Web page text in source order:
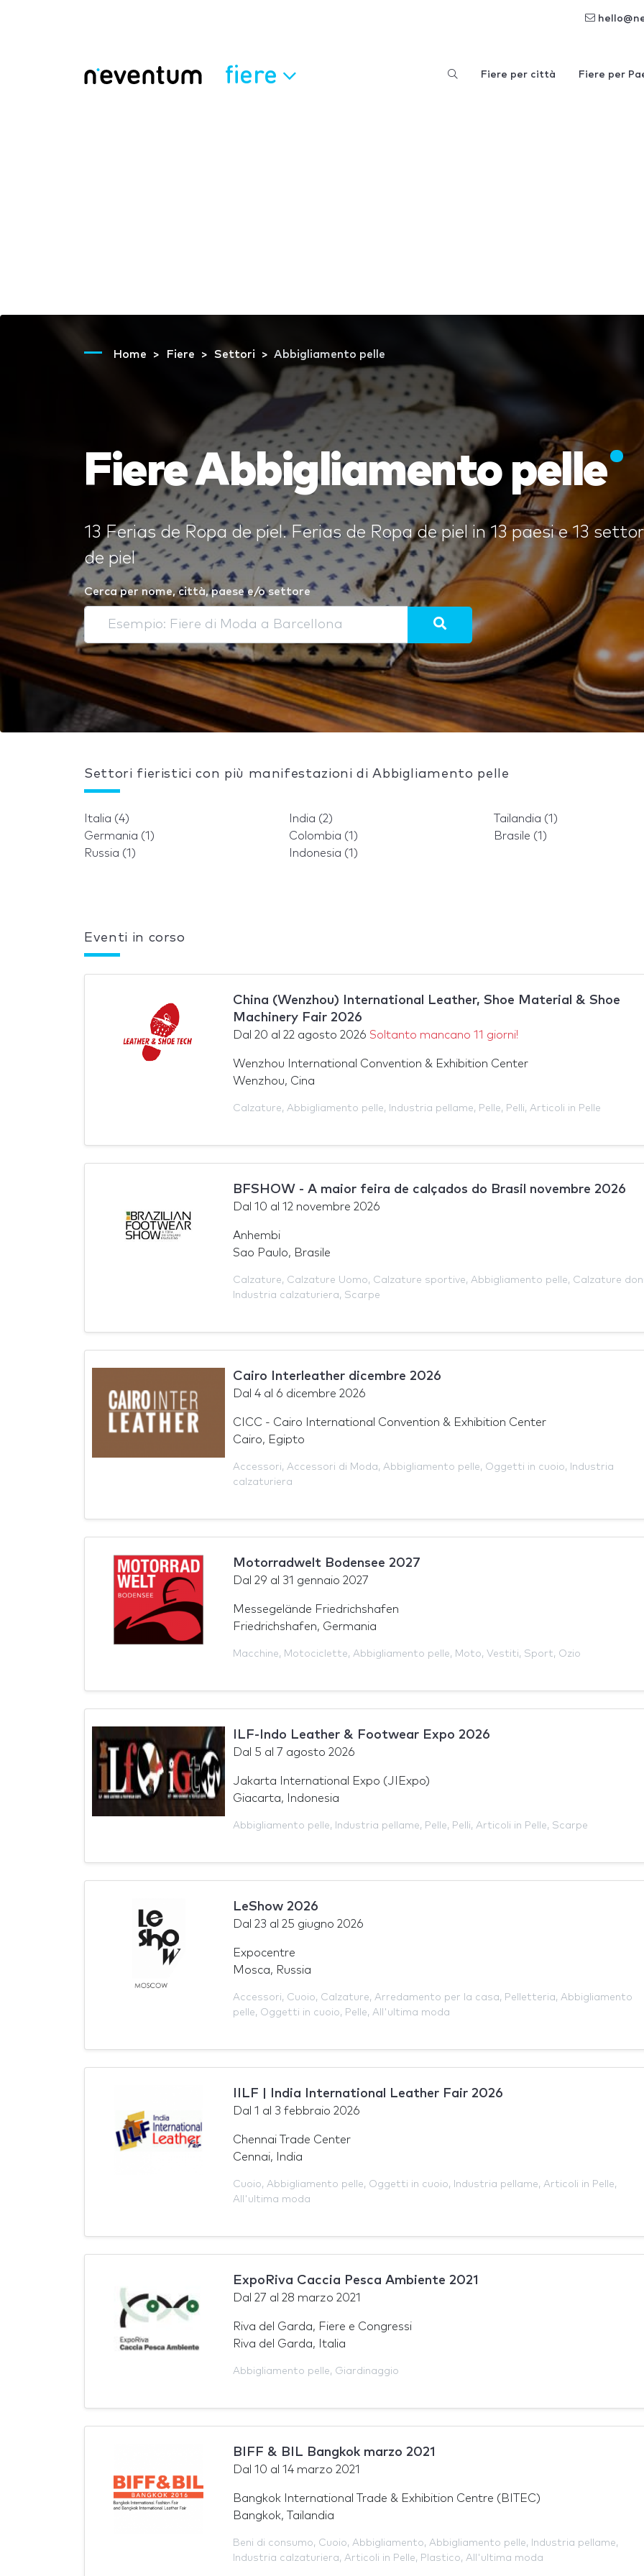
fiere Fiere per città Fiere per
Home Fiere Settori Abbigliamento pelle
Fiere Abbigliamento pelle
13 Ferias de Ropa de piel. Ferias de Ropa de piel in 13 paesi e 13
de piel
Cerca per nome, città, paese e/o settore
Settori fieristici con più manifestazioni di Abbigliamento pelle
Italia (4) India (2) Tailandia (1)
Germania (1)
Colombia (1) Brasile (1)
Russia (1)
Indonesia (1)
Eventi in corso
China (Wenzhou) International Leather, Shoe Material & Shoe
Machinery Fair 2026
Dal 20 al 22 agosto 2026 Soltanto mancano 11 giorni!
Wenzhou International Convention & Exhibition Center
Wenzhou, Cina
Calzature, Abbigliamento pelle, Industria pellame, Pelle, Pelli, Articoli in Pelle
BFSHOW - A maior feira de calçados do Brasil novembre 2026
Dal 10 al 12 novembre 2026
Anhembi
Sao Paulo, Brasile
Calzature, Calzature Uomo, Calzature sportive, Abbigliamento pelle, Calzature
Industria calzaturiera, Scarpe
Cairo Interleather dicembre 2026
Dal 4al 6 dicembre 2026
CICC - Cairo International Convention & Exhibition Center
Cairo, Egipto
Accessori, Accessori di Moda, Abbigliamento pelle, Oggetti in cuoio,
Industria
calzaturiera
Motorradwelt Bodensee 2027
Dal 29 al 31 gennaio 2027
Messegelände Friedrichshafen
Friedrichshafen, Germania
Macchine, Motociclette, Abbigliamento pelle, Moto, Vestiti, Sport, Ozio
ILF-Indo Leather & Footwear Expo 2026
Dal 5 al 7 agosto 2026
Jakarta International Expo (JIExpo)
Giacarta, Indonesia
Abbigliamento pelle, Industria pellame, Pelle, Pelli, Articoli in Pelle, Scarpe
LeShow 2026
Dal 23 al 25 giugno 2026
Expocentre
Mosca, Russia
Accessori, Cuoio, Calzature, Arredamento per la casa, Pelletteria, Abbigliamento
pelle, Oggetti in cuoio, Pelle, All'ultima moda
IILF | India International Leather Fair 2026
Dal 1 al 3 febbraio 2026
Chennai Trade Center
Cennai, India
Cuoio, Abbigliamento pelle, Oggetti in cuoio, Industria pellame, Articoli in Pelle,
All'ultima moda
ExpoRiva Caccia Pesca Ambiente 2021
Dal 27 al 28 marzo 2021
Riva del Garda, Fiere e Congressi
Riva del Garda, Italia
Abbigliamento pelle, Giardinaggio
BIFF & BIL Bangkok marzo 2021
Dal 10 al 14 marzo 2021
Bangkok International Trade & Exhibition Centre (BITEC)
Bangkok, Tailandia
Beni di consumo, Cuoio, Abbigliamento, Abbigliamento pelle, Industria pellame,
Industria calzaturiera, Articoli in Pelle, Plastico, All'ultima moda